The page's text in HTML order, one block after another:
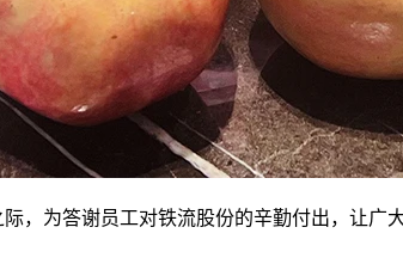
为答谢员工对铁流股份的辛勤付出，让广